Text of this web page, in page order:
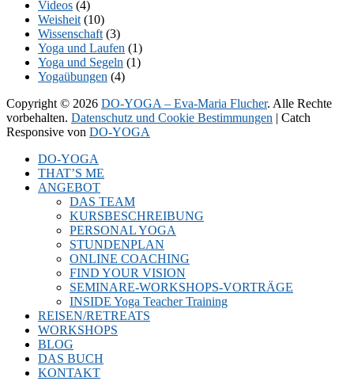
Videos (4)
Weisheit(10)
Wissenschaft(3)
Yoga und Laufen (1)
Yoga und Segeln (1)
Yogaübungen (4)
Copyright © 2026 DO-YOGA – Eva-Maria Flucher. Alle Rechte
vorbehalten. Datenschutz und Cookie Bestimmungen | Catch
Responsive von DO-YOGA
oben
scrollen
DO-YOGA
THAT’S ME
ANGEBOT
DAS TEAM
KURSBESCHREIBUNG
PERSONAL YOGA
STUNDENPLAN
ONLINE COACHING
FIND YOUR VISION
SEMINARE-WORKSHOPS-VORTRÄGE
INSIDE Yoga Teacher Training
REISEN/RETREATS
WORKSHOPS
BLOG
DAS BUCH
KONTAKT